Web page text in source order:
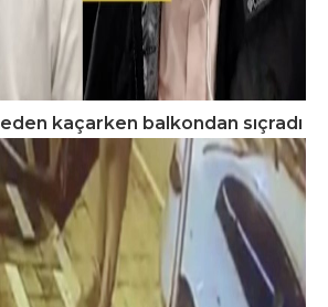
kaçarken balkondan sıçradı